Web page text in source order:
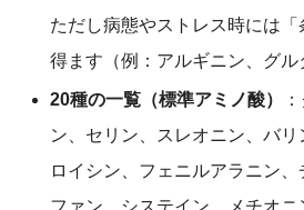
ただし病態やストレス時には「
得ます（例：アルギニン、グル
20種の一覧（標準アミノ酸）
ン、セリン、スレオニン、バ
ロイシン、フェニルアラニン、
ファン、システイン、メチオ